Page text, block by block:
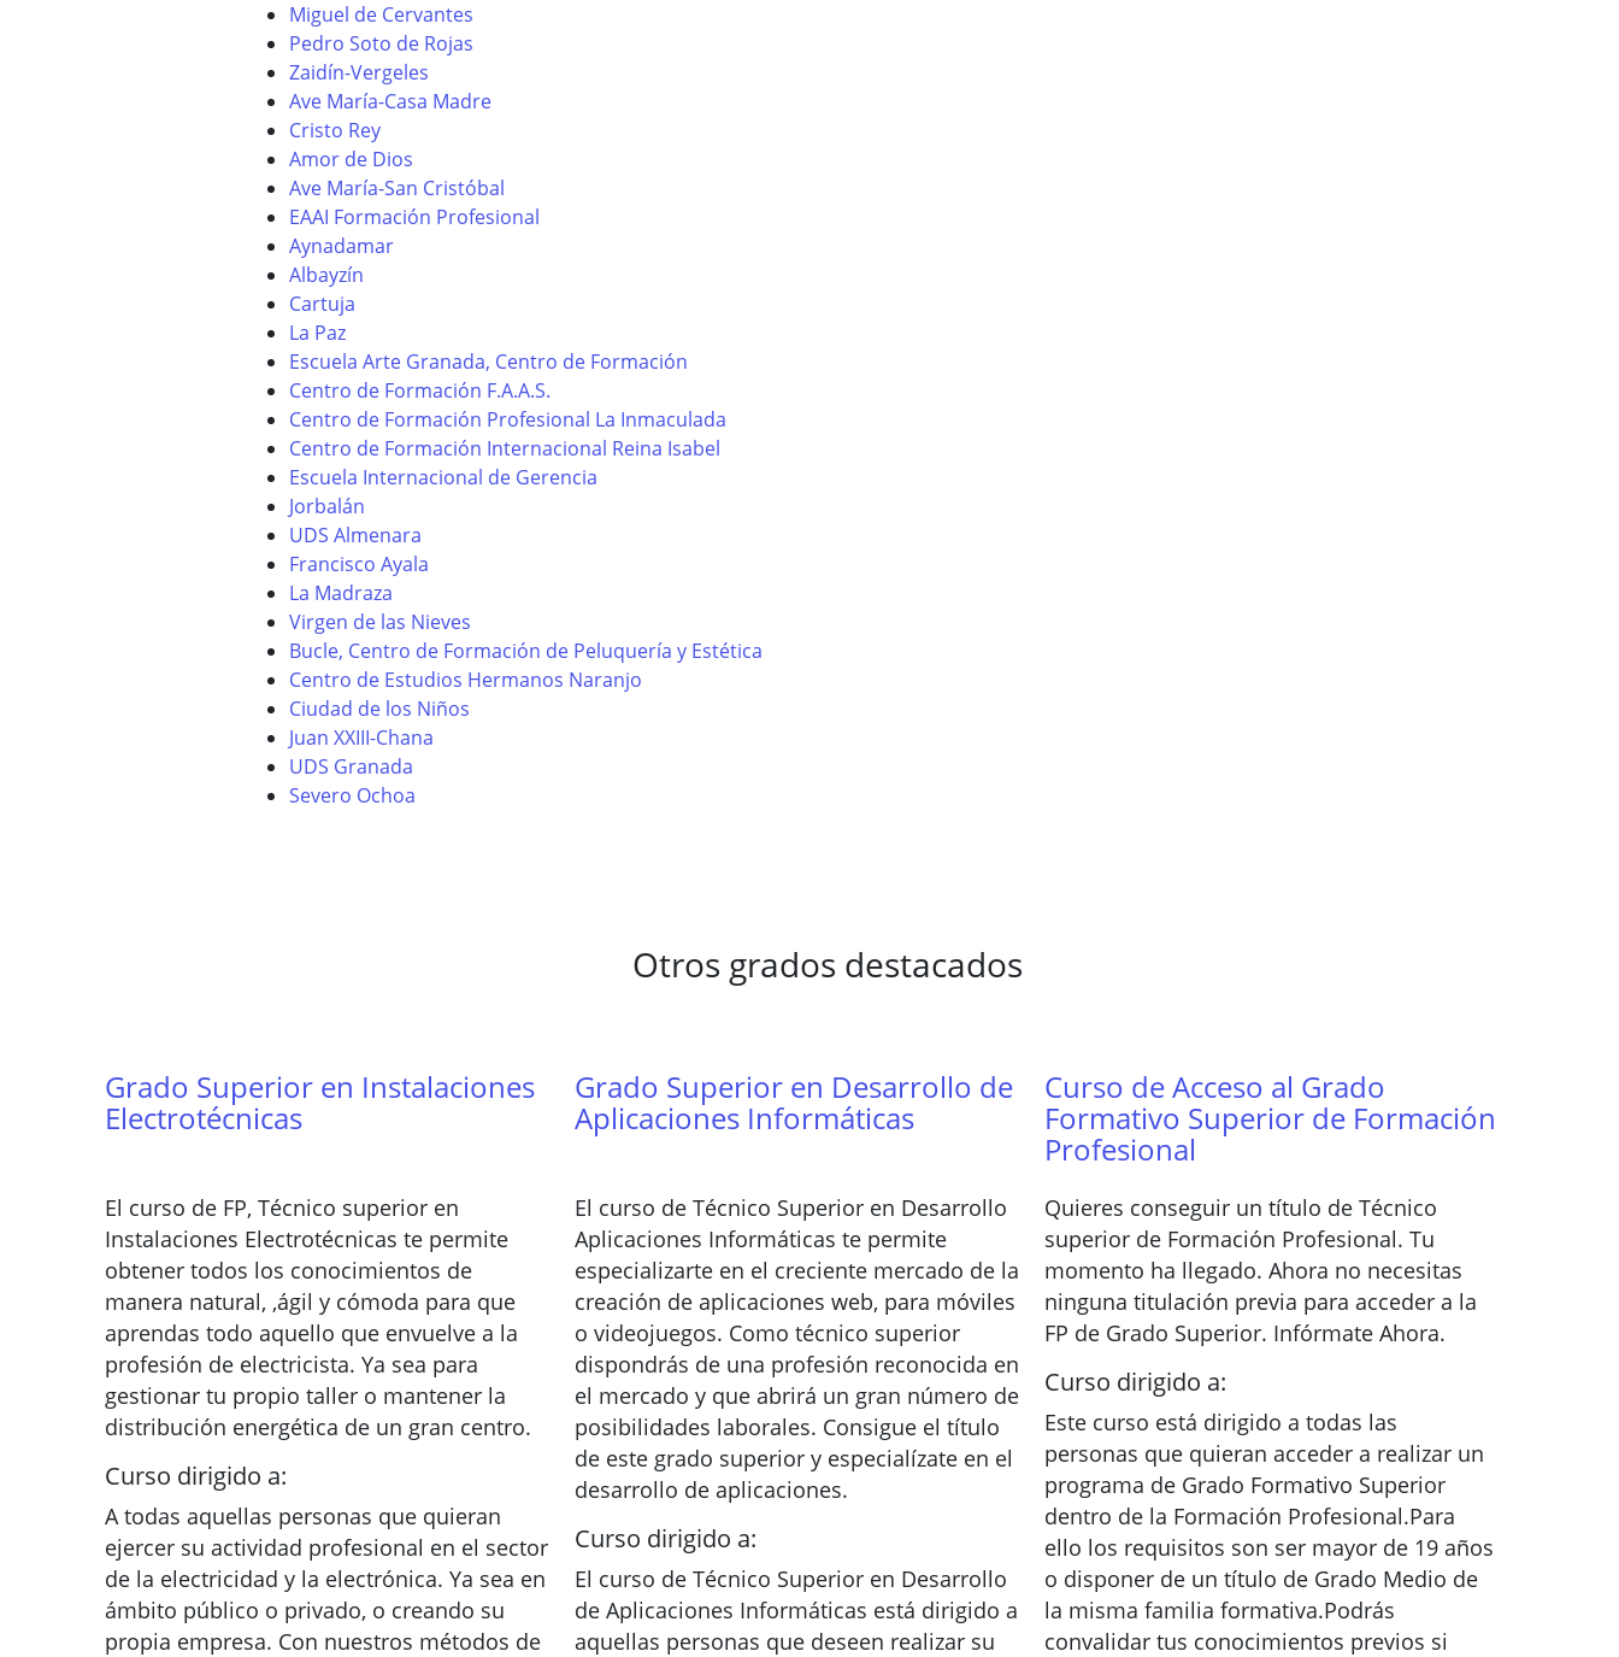
Miguel de Cervantes
Pedro Soto de Rojas
Zaidín-Vergeles
Ave María-Casa Madre
Cristo Rey
Amor de Dios
Ave María-San Cristóbal
EAAI Formación Profesional
Aynadamar
Albayzín
Cartuja
La Paz
Escuela Arte Granada, Centro de Formación
Centro de Formación F.A.A.S.
Centro de Formación Profesional La Inmaculada
Centro de Formación Internacional Reina Isabel
Escuela Internacional de Gerencia
Jorbalán
UDS Almenara
Francisco Ayala
La Madraza
Virgen de las Nieves
Bucle, Centro de Formación de Peluquería y Estética
Centro de Estudios Hermanos Naranjo
Ciudad de los Niños
Juan XXIII-Chana
UDS Granada
Severo Ochoa
Otros grados destacados
Grado Superior en Instalaciones
Electrotécnicas
El curso de FP, Técnico superior en
Instalaciones Electrotécnicas te permite
obtener todos los conocimientos de
manera natural, ,ágil y cómoda para que
aprendas todo aquello que envuelve a la
profesión de electricista. Ya sea para
gestionar tu propio taller o mantener la
distribución energética de un gran centro.
Curso dirigido a:
A todas aquellas personas que quieran
ejercer su actividad profesional en el sector
de la electricidad y la electrónica. Ya sea en
ámbito público o privado, o creando su
propia empresa. Con nuestros métodos de
Grado Superior en Desarrollo de
Aplicaciones Informáticas
El curso de Técnico Superior en Desarrollo
Aplicaciones Informáticas te permite
especializarte en el creciente mercado de la
creación de aplicaciones web, para móviles
o videojuegos. Como técnico superior
dispondrás de una profesión reconocida en
el mercado y que abrirá un gran número de
posibilidades laborales. Consigue el título
de este grado superior y especialízate en el
desarrollo de aplicaciones.
Curso dirigido a:
El curso de Técnico Superior en Desarrollo
de Aplicaciones Informáticas está dirigido a
aquellas personas que deseen realizar su
Curso de Acceso al Grado
Formativo Superior de Formación
Profesional
Quieres conseguir un título de Técnico
superior de Formación Profesional. Tu
momento ha llegado. Ahora no necesitas
ninguna titulación previa para acceder a la
FP de Grado Superior. Infórmate Ahora.
Curso dirigido a:
Este curso está dirigido a todas las
personas que quieran acceder a realizar un
programa de Grado Formativo Superior
dentro de la Formación Profesional.Para
ello los requisitos son ser mayor de 19 años
o disponer de un título de Grado Medio de
la misma familia formativa.Podrás
convalidar tus conocimientos previos si